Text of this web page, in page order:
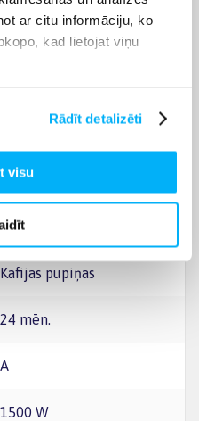
ar citu informāciju, ko
kad lietojat viņu
Rādīt detalizēti
visu
Nėra
260
Nē
Kafijas pupiņas
24 mēn.
A
1500 W